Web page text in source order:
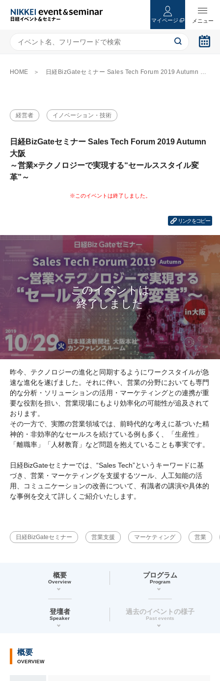
マイページ
HOME 日経BizGateセミナー Sales Tech Forum 2019 Autumn 大阪 ～営業×テクノロジーで実現する“セールススタイル変革”～
経営者 イノベーション・技術
日経BizGateセミナー Sales Tech Forum 2019 Autumn
大阪
～営業×テクノロジーで実現する“セールススタイル変
革”～
リンクをコピー
昨今、テクノロジーの進化と同期するようにワークスタイルが急
速な進化を遂げました。それに伴い、営業の分野においても専門
的な分析・ソリューションの活用・マーケティングとの連携が重
要な役割を担い、営業現場にもより効率化の可能性が追及されて
おります。
その一方で、実際の営業領域では、前時代的な考えに基づいた精
神的・非効率的なセールスを続けている例も多く、「生産性」
「離職率」「人材教育」など問題を抱えていることも事実です。
日経BizGateセミナーでは、“Sales Tech”というキーワードに基
づき、営業・マーケティングを支援するツール、人工知能の活
用、コミュニケーションの改善について、有識者の講演や具体的
な事例を交えて詳しくご紹介いたします。
日経BizGateセミナー 営業支援 マーケティング 営業
概要
Overview
プログラム
Program
登壇者
Speaker
過去のイベントの様子
Past events
概要
OVERVIEW